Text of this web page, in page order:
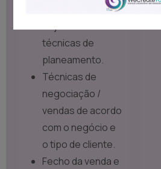
objetivos e
técnicas de
planeamento.
Técnicas de
negociação /
vendas de acordo
com o negócio e
o tipo de cliente.
Fecho da venda e